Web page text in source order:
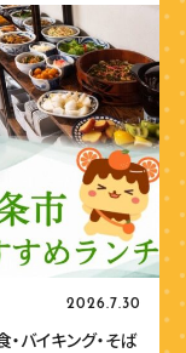
2026.7.30
バイキング・そば